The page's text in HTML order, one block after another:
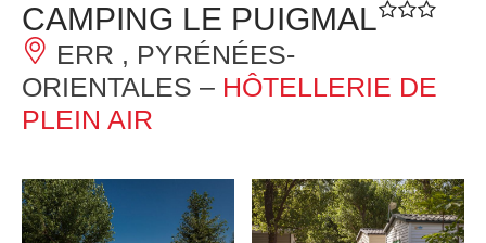
CAMPING LE PUIGMAL
ERR , PYRÉNÉES-
ORIENTALES – HÔTELLERIE DE
PLEIN AIR